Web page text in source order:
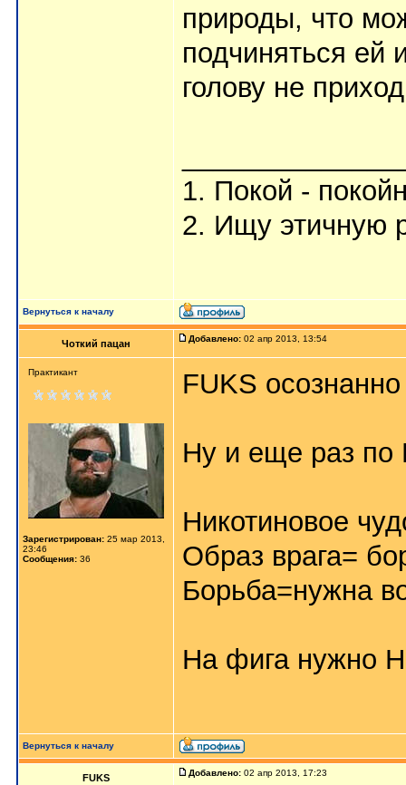
природы, что
подчиняться ей
голову не
1. Покой -
2. Ищу этичную
Вернуться к началу
Чоткий пацан Добавлено: 02 апр 2013, 13:54
Практикант
Зарегистрирован: 25 мар 2013,
23:46
Сообщения: 36
FUKS
Ну и еще раз по
Никотиновое
Образ врага=
Борьба=нужна
На фига нужно
Вернуться к началу
FUKS Добавлено: 02 апр 2013, 17:23